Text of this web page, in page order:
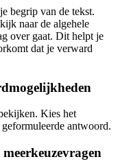
begrip van de tekst.
naar de algehele
over gaat. Dit helpt je
dat je verward
Kies het
antwoord.